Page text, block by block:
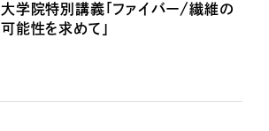
大学院特別講義「ファイバー/繊維の
可能性を求めて」